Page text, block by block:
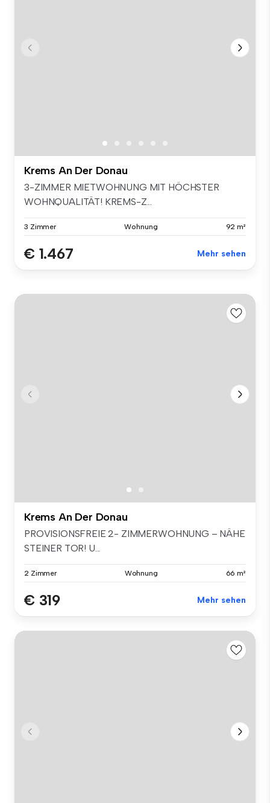
Krems An Der Donau
3-ZIMMER MIETWOHNUNG MIT HÖCHSTER
WOHNQUALITÄT! KREMS-Z...
3 Zimmer Wohnung 92 m²
€ 1.467 Mehr sehen
Krems An Der Donau
PROVISIONSFREIE 2- ZIMMERWOHNUNG – NÄHE
STEINER TOR! U...
2 Zimmer Wohnung 66 m²
€ 319 Mehr sehen